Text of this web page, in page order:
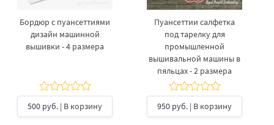
Бордюр с пуансеттиями
дизайн машинной
вышивки - 4 размера
500 руб. | В корзину
Пуансеттии салфетка
под тарелку для
промышленной
вышивальной машины в
пяльцах - 2 размера
950 руб. | В корзину